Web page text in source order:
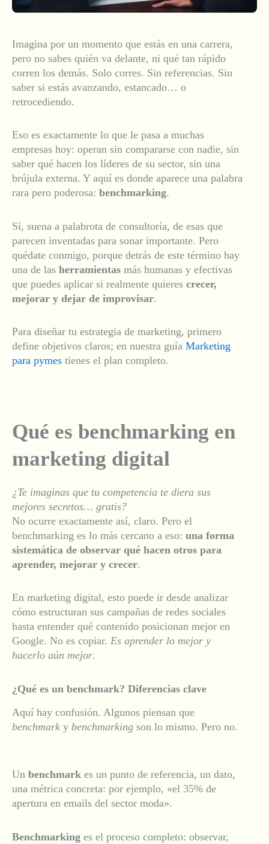
Imagina por un momento que estás en una carrera,
pero no sabes quién va delante, ni qué tan rápido
corren los demás. Solo corres. Sin referencias. Sin
saber si estás avanzando, estancado… o
retrocediendo.
Eso es exactamente lo que le pasa a muchas
empresas hoy: operan sin compararse con nadie, sin
saber qué hacen los líderes de su sector, sin una
brújula externa. Y aquí es donde aparece una palabra
rara pero poderosa: benchmarking.
Sí, suena a palabrota de consultoría, de esas que
parecen inventadas para sonar importante. Pero
quédate conmigo, porque detrás de este término hay
una de las herramientas más humanas y efectivas
que puedes aplicar si realmente quieres crecer,
mejorar y dejar de improvisar.
Para diseñar tu estrategia de marketing, primero
define objetivos claros; en nuestra guía Marketing
para pymes tienes el plan completo.
Qué es benchmarking en
marketing digital
¿Te imaginas que tu competencia te diera sus
mejores secretos… gratis?
No ocurre exactamente así, claro. Pero el
benchmarking es lo más cercano a eso: una forma
sistemática de observar qué hacen otros para
aprender, mejorar y crecer.
En marketing digital, esto puede ir desde analizar
cómo estructuran sus campañas de redes sociales
hasta entender qué contenido posicionan mejor en
Google. No es copiar. Es aprender lo mejor y
hacerlo aún mejor.
¿Qué es un benchmark? Diferencias clave
Aquí hay confusión. Algunos piensan que
benchmark y benchmarking son lo mismo. Pero no.
Un benchmark es un punto de referencia, un dato,
una métrica concreta: por ejemplo, «el 35% de
apertura en emails del sector moda».
Benchmarking es el proceso completo: observar,